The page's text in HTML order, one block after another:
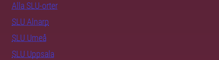
Alla SLU-orter
SLU Alnarp
SLU Umeå
SLU Uppsala